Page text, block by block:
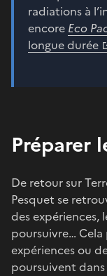
radiations à
encore Eco
longue durée
Préparer
De retour sur
Pesquet se
des expériences,
poursuivre…
expériences ou
poursuivent dans